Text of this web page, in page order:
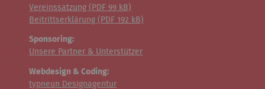
Vereinssatzung ( PDF 99 kB)
Beitrittserklärung ( PDF 192 kB)
Sponsoring:
Unsere Partner & Unterstützer
Webdesign & Coding:
typneun Designagentur